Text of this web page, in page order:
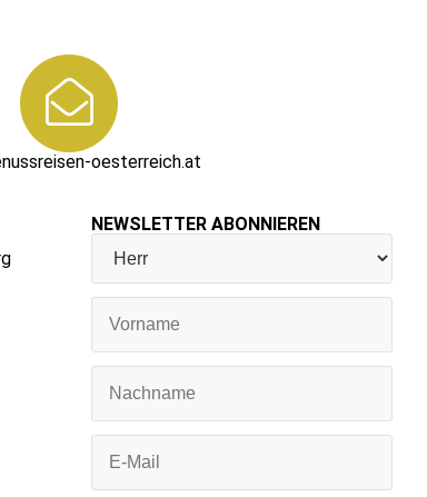
oesterreich.at
NEWSLETTER ABONNIEREN